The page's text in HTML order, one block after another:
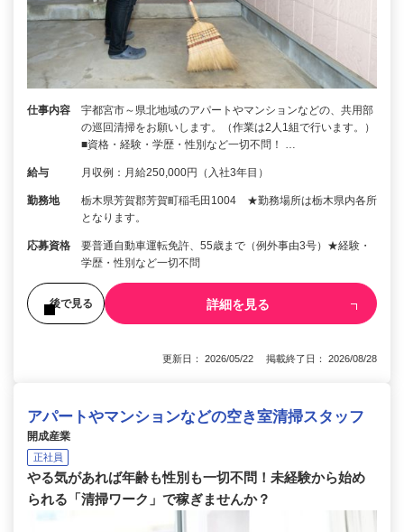
仕事内容
宇都宮市～県北地域のアパートやマンションなどの、共用部
の巡回清掃をお願いします。（作業は2人1組で行います。）
■資格・経験・学歴・性別など一切不問！ …
給与 月収例：月給250,000円（入社3年目）
勤務地
栃木県芳賀郡芳賀町稲毛田1004 ★勤務場所は栃木県内各所
となります。
応募資格
要普通自動車運転免許、55歳まで（例外事由3号）★経験・
学歴・性別など一切不問
後で見る 詳細を見る
更新日： 2026/05/22 掲載終了日： 2026/08/28
アパートやマンションなどの空き室清掃スタッフ
開成産業
正社員
やる気があれば年齢も性別も一切不問！未経験から始め
られる「清掃ワーク」で稼ぎませんか？